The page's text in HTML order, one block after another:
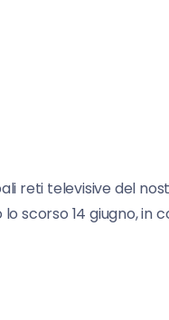
reti televisive del
scorso 14 giugno, in